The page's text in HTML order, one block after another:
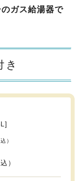
ガス給湯器で
き
）
）